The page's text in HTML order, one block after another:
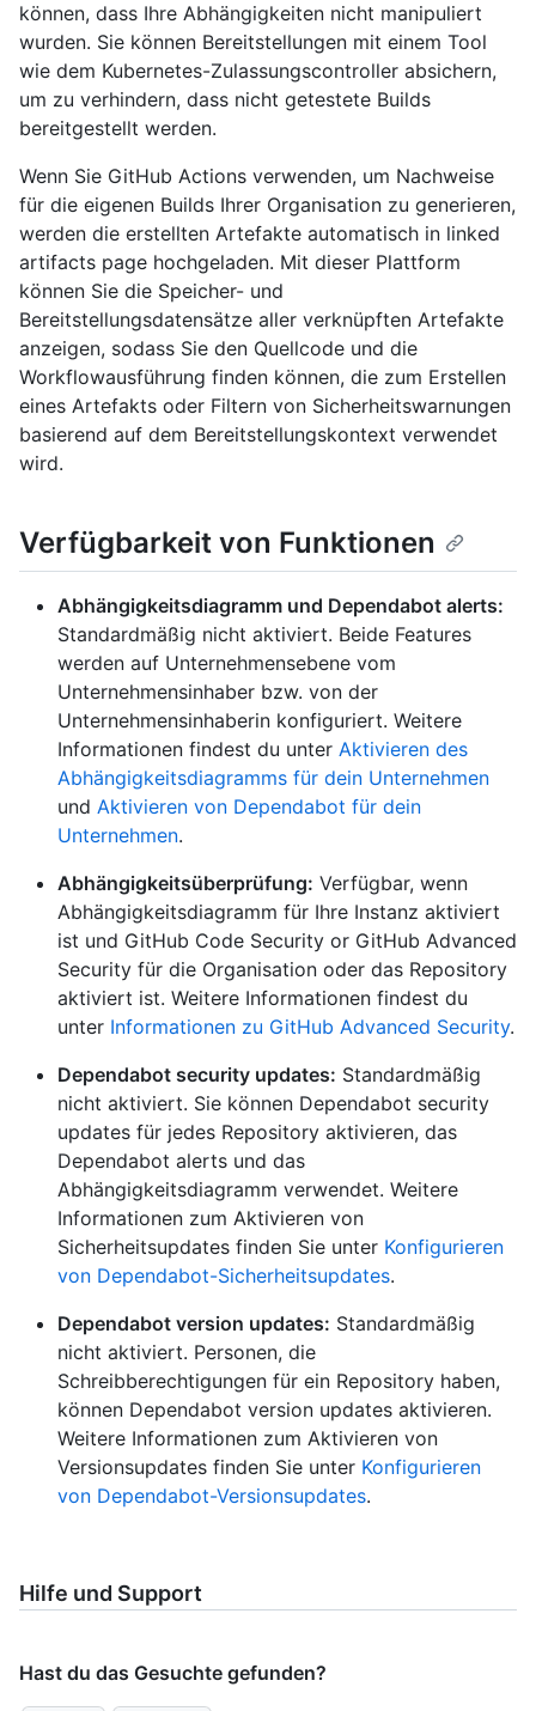
können, dass Ihre Abhängigkeiten nicht manipuliert
wurden. Sie können Bereitstellungen mit einem Tool
wie dem Kubernetes-Zulassungscontroller absichern,
um zu verhindern, dass nicht getestete Builds
bereitgestellt werden.
Wenn Sie GitHub Actions verwenden, um Nachweise
für die eigenen Builds Ihrer Organisation zu generieren,
werden die erstellten Artefakte automatisch in linked
artifacts page hochgeladen. Mit dieser Plattform
können Sie die Speicher- und
Bereitstellungsdatensätze aller verknüpften Artefakte
anzeigen, sodass Sie den Quellcode und die
Workflowausführung finden können, die zum Erstellen
eines Artefakts oder Filtern von Sicherheitswarnungen
basierend auf dem Bereitstellungskontext verwendet
wird.
Verfügbarkeit von Funktionen
Abhängigkeitsdiagramm und Dependabot alerts:
Standardmäßig nicht aktiviert. Beide Features
werden auf Unternehmensebene vom
Unternehmensinhaber bzw. von der
Unternehmensinhaberin konfiguriert. Weitere
Informationen findest du unter Aktivieren des
Abhängigkeitsdiagramms für dein Unternehmen
und Aktivieren von Dependabot für dein
Unternehmen.
Abhängigkeitsüberprüfung: Verfügbar, wenn
Abhängigkeitsdiagramm für Ihre Instanz aktiviert
ist und GitHub Code Security or GitHub Advanced
Security für die Organisation oder das Repository
aktiviert ist. Weitere Informationen findest du
unter Informationen zu GitHub Advanced Security.
Dependabot security updates: Standardmäßig
nicht aktiviert. Sie können Dependabot security
updates für jedes Repository aktivieren, das
Dependabot alerts und das
Abhängigkeitsdiagramm verwendet. Weitere
Informationen zum Aktivieren von
Sicherheitsupdates finden Sie unter Konfigurieren
von Dependabot-Sicherheitsupdates.
Dependabot version updates: Standardmäßig
nicht aktiviert. Personen, die
Schreibberechtigungen für ein Repository haben,
können Dependabot version updates aktivieren.
Weitere Informationen zum Aktivieren von
Versionsupdates finden Sie unter Konfigurieren
von Dependabot-Versionsupdates.
Hilfe und Support
Hast du das Gesuchte gefunden?